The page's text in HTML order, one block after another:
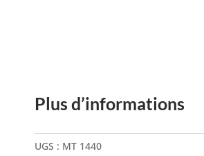
Plus d’informations
UGS : MT 1440